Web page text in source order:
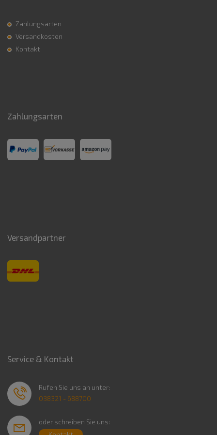
Zahlungsarten
Versandkosten
Kontakt
Zahlungsarten
Versandpartner
Service & Kontakt
Rufen Sie uns an unter:
038321 - 688700
oder schreiben Sie uns: